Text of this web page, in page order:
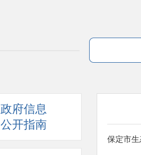
政府信息
公开指南
保定市